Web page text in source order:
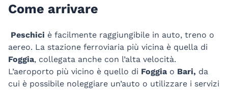
Come arrivare
Peschici è facilmente raggiungibile in auto, treno o
aereo. La stazione ferroviaria più vicina è quella di
Foggia, collegata anche con l’alta velocità.
L’aeroporto più vicino è quello di Foggia o Bari, da
cui è possibile noleggiare un’auto o utilizzare i servizi